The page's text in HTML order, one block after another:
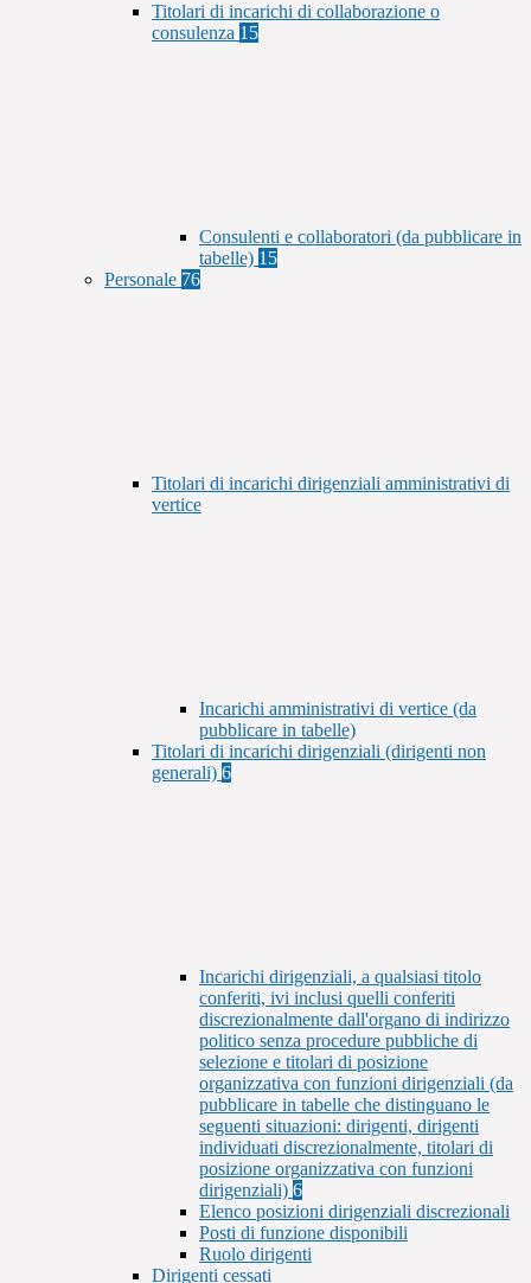
Titolari di incarichi di collaborazione o
consulenza 15
Consulenti e collaboratori (da pubblicare in
tabelle) 15
Personale 76
Titolari di incarichi dirigenziali amministrativi di
vertice
Incarichi amministrativi di vertice (da
pubblicare in tabelle)
Titolari di incarichi dirigenziali (dirigenti non
generali) 6
Incarichi dirigenziali, a qualsiasi titolo
conferiti, ivi inclusi quelli conferiti
discrezionalmente dall'organo di indirizzo
politico senza procedure pubbliche di
selezione e titolari di posizione
organizzativa con funzioni dirigenziali (da
pubblicare in tabelle che distinguano le
seguenti situazioni: dirigenti, dirigenti
individuati discrezionalmente, titolari di
posizione organizzativa con funzioni
dirigenziali) 6
Elenco posizioni dirigenziali discrezionali
Posti di funzione disponibili
Ruolo dirigenti
Dirigenti cessati